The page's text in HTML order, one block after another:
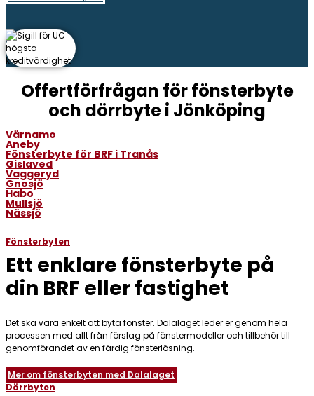
Offertförfrågan för fönsterbyte
och dörrbyte i Jönköping
Värnamo
Aneby
Fönsterbyte för BRF i Tranås
Gislaved
Vaggeryd
Gnosjö
Habo
Mullsjö
Nässjö
Fönsterbyten
Ett enklare fönsterbyte på
din BRF eller fastighet
Det ska vara enkelt att byta fönster. Dalalaget leder er genom hela
processen med allt från förslag på fönstermodeller och tillbehör till
genomförandet av en färdig fönsterlösning.
Mer om fönsterbyten med Dalalaget
Dörrbyten